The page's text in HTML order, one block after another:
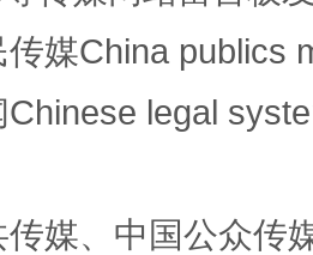
媒China publics
legal
媒、中国公众传